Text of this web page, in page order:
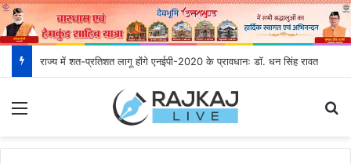
राज्य में शत-प्रतिशत लागू होंगे एनईपी-2020 के प्रावधानः डाॅ. धन सिंह रावत